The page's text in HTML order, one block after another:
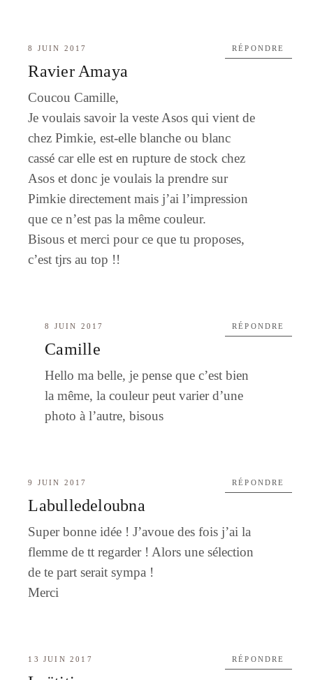
8 JUIN 2017
Ravier Amaya
Coucou Camille,
Je voulais savoir la veste Asos qui vient de
chez Pimkie, est-elle blanche ou blanc
cassé car elle est en rupture de stock chez
Asos et donc je voulais la prendre sur
Pimkie directement mais j’ai l’impression
que ce n’est pas la même couleur.
Bisous et merci pour ce que tu proposes,
c’est tjrs au top !!
RÉPONDRE
8 JUIN 2017
Camille
Hello ma belle, je pense que c’est bien
la même, la couleur peut varier d’une
photo à l’autre, bisous
RÉPONDRE
9 JUIN 2017
Labulledeloubna
Super bonne idée ! J’avoue des fois j’ai la
flemme de tt regarder ! Alors une sélection
de te part serait sympa !
Merci
RÉPONDRE
13 JUIN 2017 RÉPONDRE